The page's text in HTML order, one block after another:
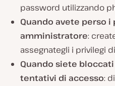
password utilizzando
Quando avete perso i
amministratore:
assegnategli i privilegi
Quando siete
tentativi di accesso: